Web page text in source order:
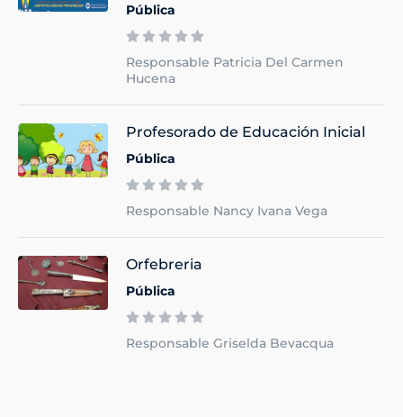
Pública
Responsable Patricia Del Carmen
Hucena
Profesorado de Educación Inicial
Pública
Responsable Nancy Ivana Vega
Orfebreria
Pública
Responsable Griselda Bevacqua